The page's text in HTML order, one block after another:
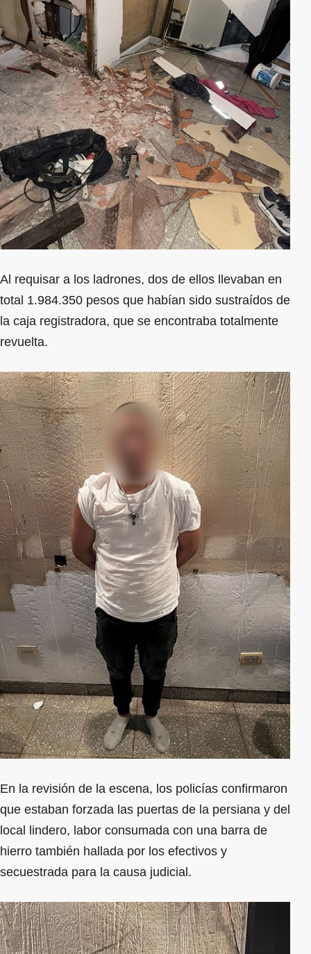
Al requisar a los ladrones, dos de ellos llevaban en
total 1.984.350 pesos que habían sido sustraídos de
la caja registradora, que se encontraba totalmente
revuelta.
En la revisión de la escena, los policías confirmaron
que estaban forzada las puertas de la persiana y del
local lindero, labor consumada con una barra de
hierro también hallada por los efectivos y
secuestrada para la causa judicial.